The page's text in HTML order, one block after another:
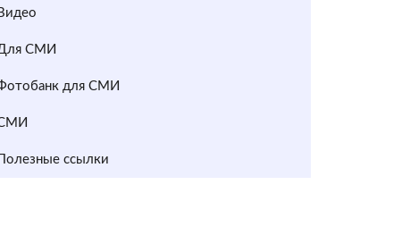
СМИ
для СМИ
Полезные ссылки